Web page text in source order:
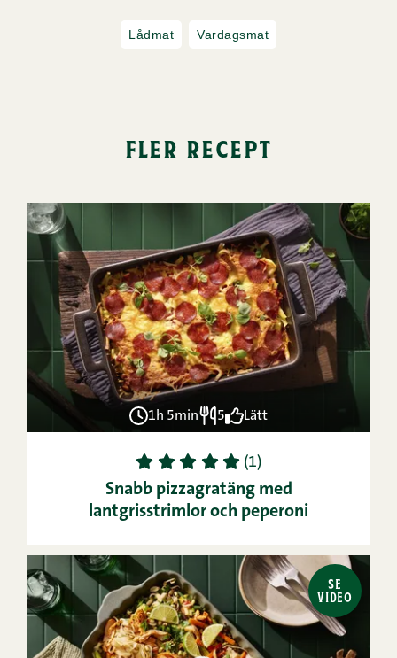
Lådmat Vardagsmat
fler recept
1h 5min 5 Lätt
1 2 3 4 5 (1)
Snabb pizzagratäng med
lantgrisstrimlor och peperoni
SE
VIDEO